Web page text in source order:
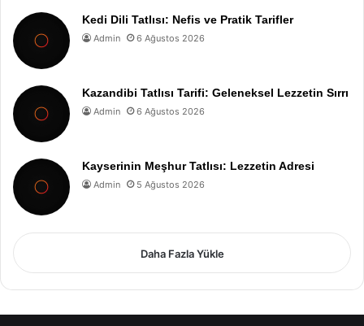
Kedi Dili Tatlısı: Nefis ve Pratik Tarifler
Admin 6 Ağustos 2026
Kazandibi Tatlısı Tarifi: Geleneksel Lezzetin Sırrı
Admin 6 Ağustos 2026
Kayserinin Meşhur Tatlısı: Lezzetin Adresi
Admin 5 Ağustos 2026
Daha Fazla Yükle